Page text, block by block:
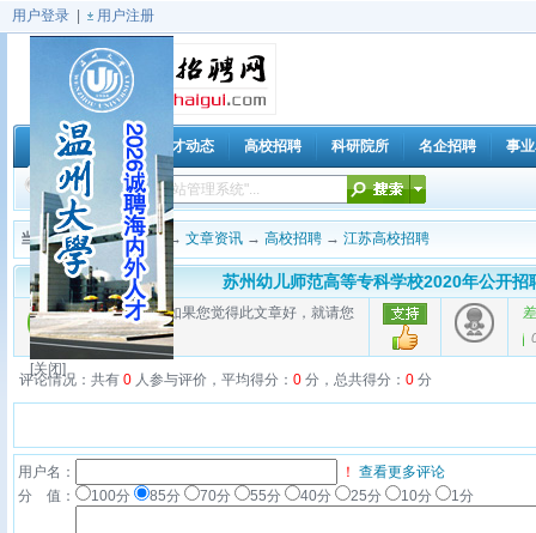
[关闭]
用户登录 用户注册
首 页 海归人才动态 高校招聘 科研院所 名企招聘 事
当前位置：海归招聘网→ 文章资讯 → 高校招聘 → 江苏高校招聘
苏州幼儿师范高等专科学校2020年公开招
好的评价如果您觉得此文章好，就请您
0%(0)
评论情况：共有 0 人参与评价，平均得分： 0 分，总共得分： 0 分
用户名： ！ 查看更多评论
分 值：
100分 85分 70分 55分 40分 25分 10分 1分